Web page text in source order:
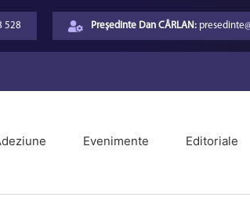
528 Președinte Dan CÂRLAN:
Evenimente Editoriale